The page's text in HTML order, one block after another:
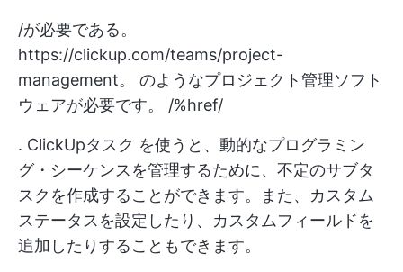
/が必要である。
https://clickup.com/teams/project-
management。
のようなプロジェクト管理ソフト
ウェアが必要です。 /%href/
. ClickUpタスク を使うと、動的なプログラミン
グ・シーケンスを管理するために、不定のサブタ
スクを作成することができます。また、カスタム
ステータスを設定したり、カスタムフィールドを
追加したりすることもできます。